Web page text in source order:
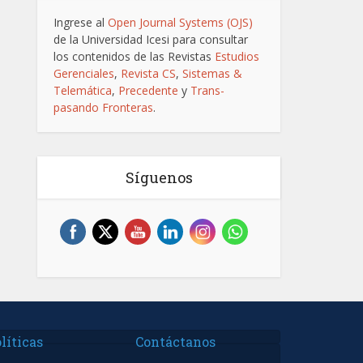
Ingrese al Open Journal Systems (OJS)
de la Universidad Icesi para consultar
los contenidos de las Revistas Estudios
Gerenciales, Revista CS, Sistemas &
Telemática, Precedente y Trans-
pasando Fronteras.
Síguenos
Contáctanos